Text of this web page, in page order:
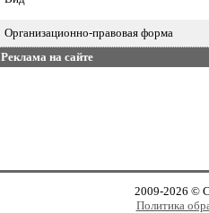
Организационно-правовая форма
Реклама на сайте
2009-2026 ©
Политика